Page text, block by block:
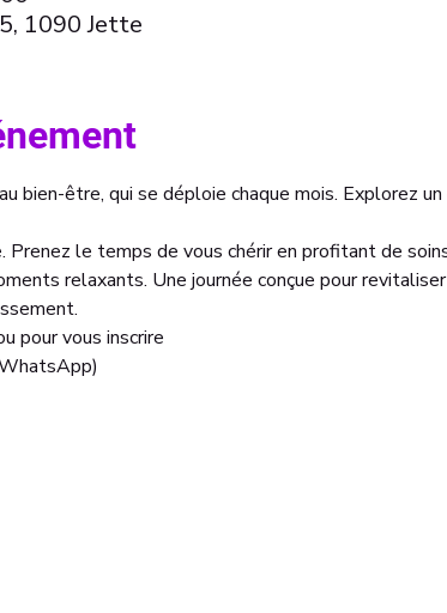
1090 Jette
bien-être, qui se déploie chaque mois. Explorez
Prenez le temps de vous chérir en profitant de
relaxants. Une journée conçue pour
pour vous inscrire